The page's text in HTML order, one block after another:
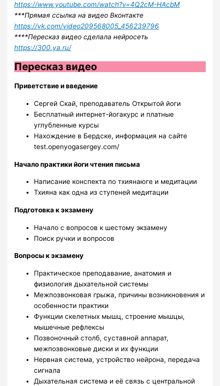
https://www.youtube.com/watch?v=4Q2cM-HAcbM
***Прямая ссылка на видео Вконтакте
https://vk.com/video209568005_456239796
****Пересказ видео сделала нейросеть
https://300.ya.ru/
Пересказ видео
Приветствие и введение
Сергей Скай, преподаватель Открытой йоги
Бесплатный интернет-йогакурс и платные
углубленные курсы
Нахождение в Бердске, информация на сайте
test.openyogasergey.com/
Начало практики йоги чтения письма
Написание конспекта по тхиянаюге и медитации
Тхияна как одна из ступеней медитации
Подготовка к экзамену
Начало с вопросов к шестому экзамену
Поиск ручки и вопросов
Вопросы к экзамену
Практическое преподавание, анатомия и
физиология дыхательной системы
Межпозвонковая грыжа, причины возникновения и
особенности практики
Функции скелетных мышц, строение мышцы,
мышечные рефлексы
Позвоночный столб, суставной аппарат,
межпозвонковые диски и их функции
Нервная система, устройство нейрона, передача
сигнала
Дыхательная система и её связь с центральной